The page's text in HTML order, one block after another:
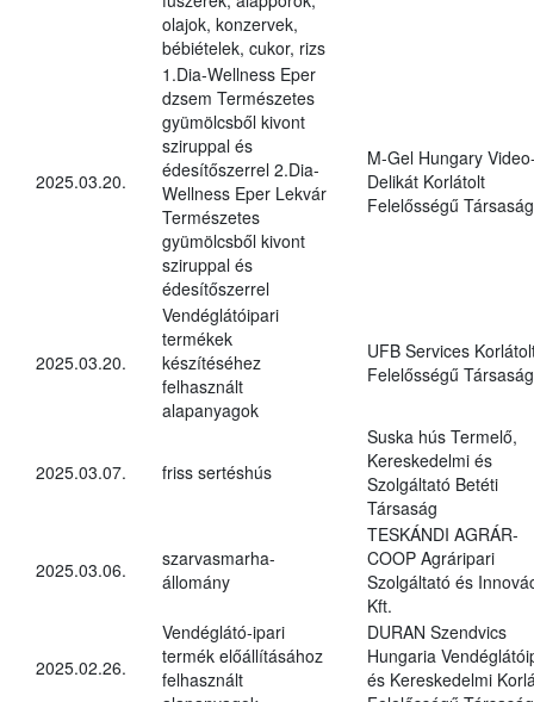
olajok, konzervek,
bébiételek, cukor, rizs
2025.03.20.
1.Dia-Wellness Eper
dzsem Természetes
gyümölcsből kivont
sziruppal és
édesítőszerrel 2.Dia-
Wellness Eper Lekvár
Természetes
gyümölcsből kivont
sziruppal és
édesítőszerrel
M-Gel Hungary
Delikát Korlátolt
Felelősségű Társaság
2025.03.20.
Vendéglátóipari
termékek
készítéséhez
felhasznált
alapanyagok
UFB Services
Felelősségű Társaság
2025.03.07. friss sertéshús
Suska hús Termelő,
Kereskedelmi és
Szolgáltató Betéti
Társaság
2025.03.06.
szarvasmarha-
állomány
TESKÁNDI AGRÁR-
COOP Agráripari
Szolgáltató és
Kft.
2025.02.26.
Vendéglátó-ipari
termék előállításához
felhasznált
DURAN Szendvics
Hungaria
és Kereskedelmi